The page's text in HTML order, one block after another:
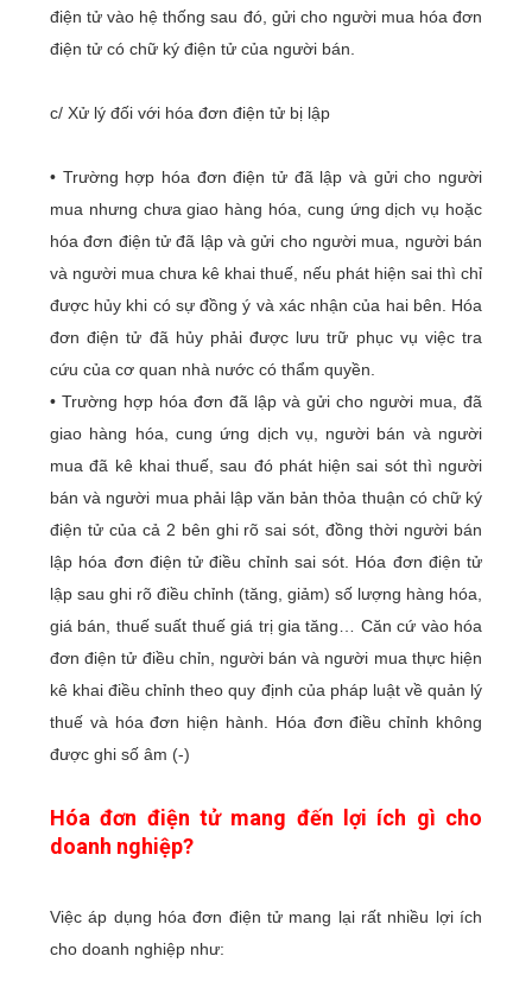
điện tử vào hệ thống sau đó, gửi cho người mua hóa đơn
điện tử có chữ ký điện tử của người bán.
c/ Xử lý đối với hóa đơn điện tử bị lập
• Trường hợp hóa đơn điện tử đã lập và gửi cho người
mua nhưng chưa giao hàng hóa, cung ứng dịch vụ hoặc
hóa đơn điện tử đã lập và gửi cho người mua, người bán
và người mua chưa kê khai thuế, nếu phát hiện sai thì chỉ
được hủy khi có sự đồng ý và xác nhận của hai bên. Hóa
đơn điện tử đã hủy phải được lưu trữ phục vụ việc tra
cứu của cơ quan nhà nước có thẩm quyền.
• Trường hợp hóa đơn đã lập và gửi cho người mua, đã
giao hàng hóa, cung ứng dịch vụ, người bán và người
mua đã kê khai thuế, sau đó phát hiện sai sót thì người
bán và người mua phải lập văn bản thỏa thuận có chữ ký
điện tử của cả 2 bên ghi rõ sai sót, đồng thời người bán
lập hóa đơn điện tử điều chỉnh sai sót. Hóa đơn điện tử
lập sau ghi rõ điều chỉnh (tăng, giảm) số lượng hàng hóa,
giá bán, thuế suất thuế giá trị gia tăng… Căn cứ vào hóa
đơn điện tử điều chỉn, người bán và người mua thực hiện
kê khai điều chỉnh theo quy định của pháp luật về quản lý
thuế và hóa đơn hiện hành. Hóa đơn điều chỉnh không
được ghi số âm (-)
Hóa đơn điện tử mang đến lợi ích gì cho
doanh nghiệp?
Việc áp dụng hóa đơn điện tử mang lại rất nhiều lợi ích
cho doanh nghiệp như: